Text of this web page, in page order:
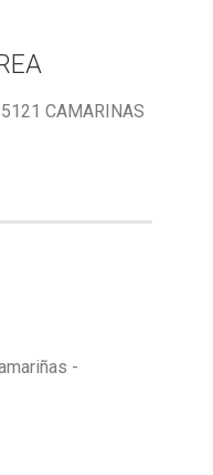
CAMARINAS
-